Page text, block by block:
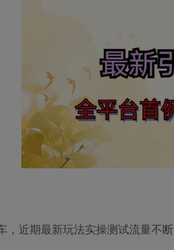
，近期最新玩法实操测试流量不断